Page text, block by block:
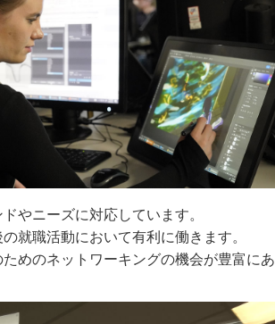
やニーズに対応しています。
就職活動において有利に働きます。
めのネットワーキングの機会が豊富にあ